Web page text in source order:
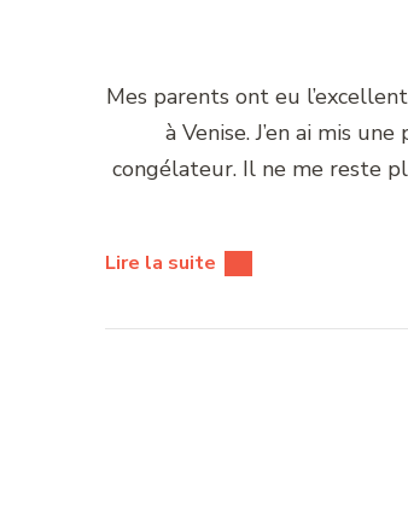
Mes parents ont eu
à Venise. J’en ai mis
congélateur. Il ne me reste
Lire la suite